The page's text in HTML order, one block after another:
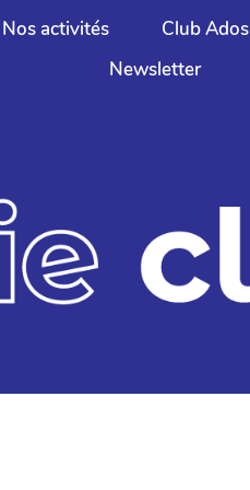
Nos activités Club Ados
Newsletter